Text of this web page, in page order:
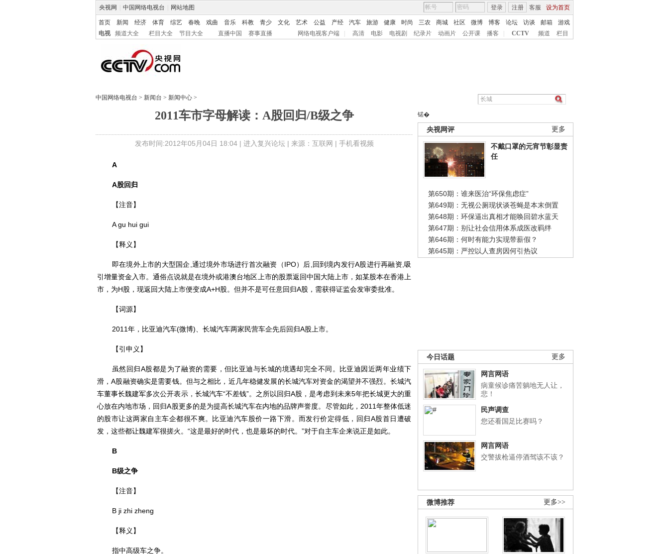
央视网 中国网络电视台 网站地图 客服 设为首页
登录 注册
首页 新闻 经济 体育 综艺 春晚 戏曲 音乐 科教 青少 文化 艺术 公益 产经 汽车 旅游 健康 时尚 三农 商城 社区 微博 博客 论坛 访谈 邮箱
游戏
电视
频道大全 栏目大全 节目大全 直播中国 赛事直播 网络电视客户端 高清 电影 电视剧 纪录片 动画片 公开课 播客 CCTV 频道 栏目
中国网络电视台 > 新闻台 > 新闻中心 >
2011车市字母解读：A股回归/B级之争
发布时间:2012年05月04日 18:04 | 进入复兴论坛| 来源：互联网 | 手机看视频
锘�
更多
央视网评
不戴口罩的元宵节彰显责
任
第650期：谁来医治“环保焦虑症”
第649期：无视公厕现状谈苍蝇是本末倒置
第648期：环保逼出真相才能唤回碧水蓝天
第647期：别让社会信用体系成医改羁绊
第646期：何时有能力实现带薪假？
第645期：严控以人查房因何引热议
更多
今日话题
网言网语
病童候诊痛苦躺地无人让，
悲！
民声调查
您还看国足比赛吗？
网言网语
交警拔枪逼停酒驾该不该？
更多>>
微博推荐
A
A股回归
【注音】
A gu hui gui
【释义】
即在境外上市的大型国企,通过境外市场进行首次融资（IPO）后,回到境内发行A股进行再融资,吸
引增量资金入市。通俗点说就是在境外或港澳台地区上市的股票返回中国大陆上市，如某股本在香港上
市，为H股，现返回大陆上市便变成A+H股。但并不是可任意回归A股，需获得证监会发审委批准。
【词源】
2011年，比亚迪汽车(微博)、长城汽车两家民营车企先后回归A股上市。
【引申义】
虽然回归A股都是为了融资的需要，但比亚迪与长城的境遇却完全不同。比亚迪因近两年业绩下
滑，A股融资确实是需要钱。但与之相比，近几年稳健发展的长城汽车对资金的渴望并不强烈。长城汽
车董事长魏建军多次公开表示，长城汽车“不差钱”。之所以回归A股，是考虑到未来5年把长城更大的重
心放在内地市场，回归A股更多的是为提高长城汽车在内地的品牌声誉度。尽管如此，2011年整体低迷
的股市让这两家自主车企都很不爽。比亚迪汽车股价一路下滑。而发行价定得低，回归A股首日遭破
发，这些都让魏建军很搓火。“这是最好的时代，也是最坏的时代。”对于自主车企来说正是如此。
B
B级之争
【注音】
B ji zhi zheng
【释义】
指中高级车之争。